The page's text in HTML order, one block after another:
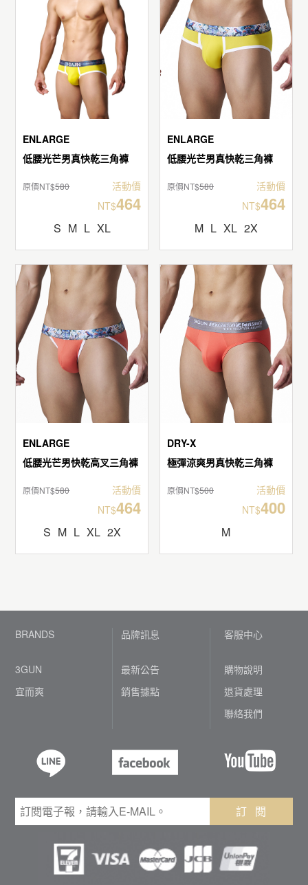
ENLARGE
低腰光芒男真快乾三角褲
原價NT$580
活動價
NT$464
S M L XL
ENLARGE
低腰光芒男真快乾三角褲
原價NT$580
活動價
NT$464
M L XL 2X
ENLARGE
低腰光芒男快乾高叉三角褲
原價NT$580
活動價
NT$464
S M L XL 2X
DRY-X
極彈涼爽男真快乾三角褲
原價NT$500
活動價
NT$400
M
BRANDS
3GUN
宜而爽
品牌訊息
最新公告
銷售據點
客服中心
購物說明
退貨處理
聯絡我們
訂 閱